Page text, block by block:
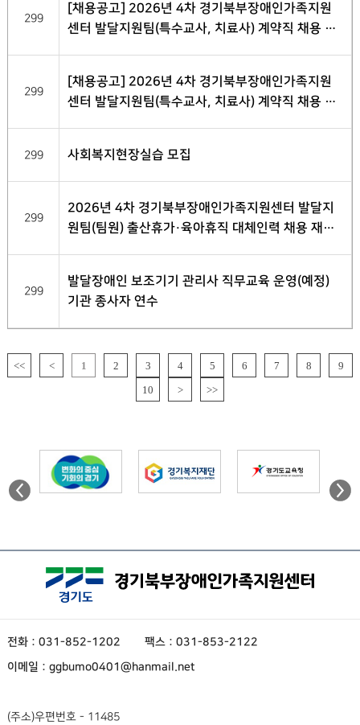
299
[채용공고] 2026년 4차 경기북부장애인가족지원
센터 발달지원팀(특수교사, 치료사) 계약직 채용 최
299
[채용공고] 2026년 4차 경기북부장애인가족지원
센터 발달지원팀(특수교사, 치료사) 계약직 채용 서
299 사회복지현장실습 모집
299
2026년 4차 경기북부장애인가족지원센터 발달지
원팀(팀원) 출산휴가·육아휴직 대체인력 채용 재공
299
발달장애인 보조기기 관리사 직무교육 운영(예정)
기관 종사자 연수
<< < 1 2 3 4 5 6 7 8
9
10
> >>
전화 : 031-852-1202
팩스 : 031-853-2122
이메일 : ggbumo0401@hanmail.net
(주소)우편번호 - 11485